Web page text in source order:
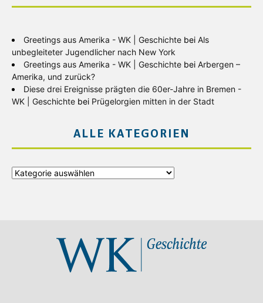
Greetings aus Amerika - WK | Geschichte bei Als
unbegleiteter Jugendlicher nach New York
Greetings aus Amerika - WK | Geschichte bei Arbergen –
Amerika, und zurück?
Diese drei Ereignisse prägten die 60er-Jahre in Bremen -
WK | Geschichte bei Prügelorgien mitten in der Stadt
ALLE KATEGORIEN
Alle